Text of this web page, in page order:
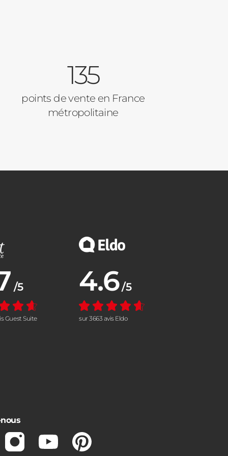
135
points de vente en France
métropolitaine
:
/5
Guest Suite
Note moyenne :
4.6 /5
sur 3663 avis Eldo
InstagramYoutubePinterest